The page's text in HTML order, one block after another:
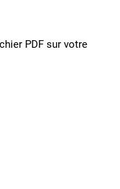
PDF sur votre